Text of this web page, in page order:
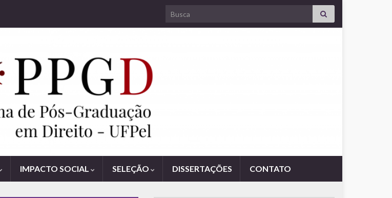
Search for:
IMPACTO SOCIAL SELEÇÃO DISSERTAÇÕES CONTATO